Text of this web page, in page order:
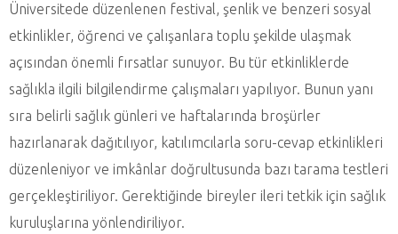
Üniversitede düzenlenen festival, şenlik ve benzeri sosyal
etkinlikler, öğrenci ve çalışanlara toplu şekilde ulaşmak
açısından önemli fırsatlar sunuyor. Bu tür etkinliklerde
sağlıkla ilgili bilgilendirme çalışmaları yapılıyor. Bunun yanı
sıra belirli sağlık günleri ve haftalarında broşürler
hazırlanarak dağıtılıyor, katılımcılarla soru-cevap etkinlikleri
düzenleniyor ve imkânlar doğrultusunda bazı tarama testleri
gerçekleştiriliyor. Gerektiğinde bireyler ileri tetkik için sağlık
kuruluşlarına yönlendiriliyor.